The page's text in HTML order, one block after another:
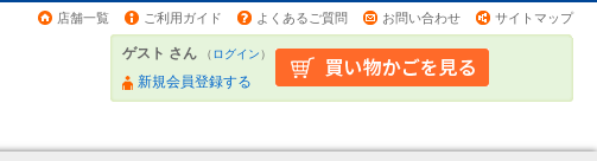
店舗一覧 ご利用ガイド よくあるご質問 お問い合わせ サイトマップ
ゲスト さん （ログイン）
新規会員登録する